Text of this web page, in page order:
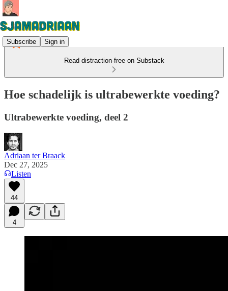
Subscribe Sign in
Read distraction-free on Substack
Hoe schadelijk is ultrabewerkte voeding?
Ultrabewerkte voeding, deel 2
Adriaan ter Braack
Dec 27, 2025
Listen
44
4